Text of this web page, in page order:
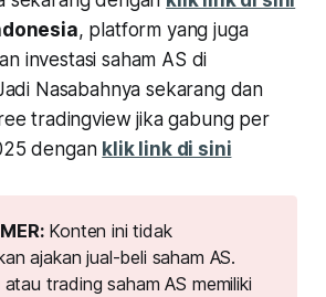
, platform yang juga
investasi saham AS di
Nasabahnya sekarang dan
tradingview jika gabung per
dengan klik link di sini
Konten ini tidak
ajakan jual-beli saham AS.
trading saham AS memiliki